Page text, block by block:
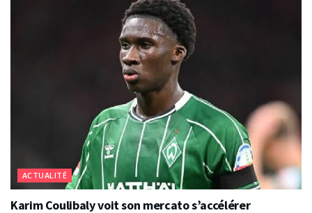
ACTUALITÉ
Karim Coulibaly voit son mercato s’accélérer